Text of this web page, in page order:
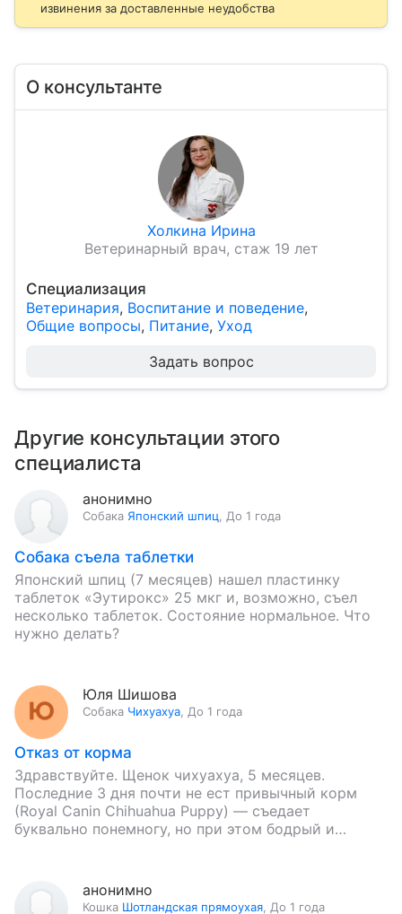
извинения за доставленные неудобства
О консультанте
Холкина Ирина
Ветеринарный врач, стаж 19 лет
Специализация
Ветеринария, Воспитание и поведение,
Общие вопросы, Питание, Уход
Задать вопрос
Другие консультации этого
специалиста
анонимно
Собака Японский шпиц До 1 года
Собака съела таблетки
Японский шпиц (7 месяцев) нашел пластинку
таблеток «Эутирокс» 25 мкг и, возможно, съел
несколько таблеток. Состояние нормальное. Что
нужно делать?
Юля Шишова
Собака Чихуахуа До 1 года
Отказ от корма
Здравствуйте. Щенок чихуахуа, 5 месяцев.
Последние 3 дня почти не ест привычный корм
(Royal Canin Chihuahua Puppy) — съедает
буквально понемногу, но при этом бодрый и
анонимно
Кошка Шотландская прямоухая До 1 года